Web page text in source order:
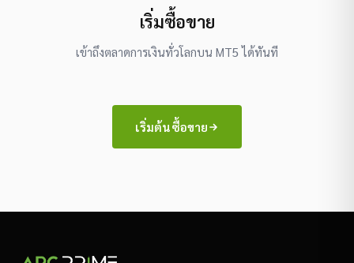
เริ่มซื้อขาย
เข้าถึงตลาดการเงินทั่วโลกบน MT5 ได้ทันที
เริ่มต้นซื้อขาย